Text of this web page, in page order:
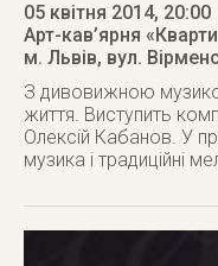
05 квітня 2014, 20:00
Арт-кав’ярня
м. Львів, вул.
З дивовижною
життя. Виступить
Олексій Кабанов. У
музика і традиційні